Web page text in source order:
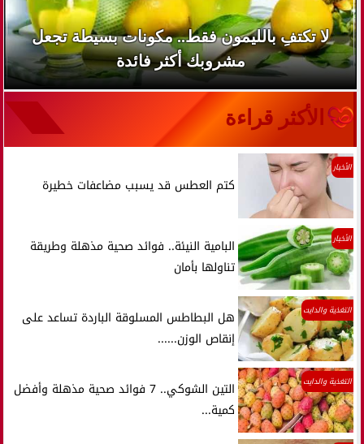
لا تكتفِ بالليمون فقط.. مكونات بسيطة تجعل
مشروبك أكثر فائدة
الأكثر قراءة
الأخبار
كتم العطس قد يسبب مضاعفات خطيرة
الأخبار
البامية النيئة.. فوائد صحية مذهلة وطريقة
تناولها بأمان
التغذية والدايت
هل البطاطس المسلوقة الباردة تساعد على
إنقاص الوزن......
التغذية والدايت
التين الشوكي.. 7 فوائد صحية مذهلة وأفضل
كمية...